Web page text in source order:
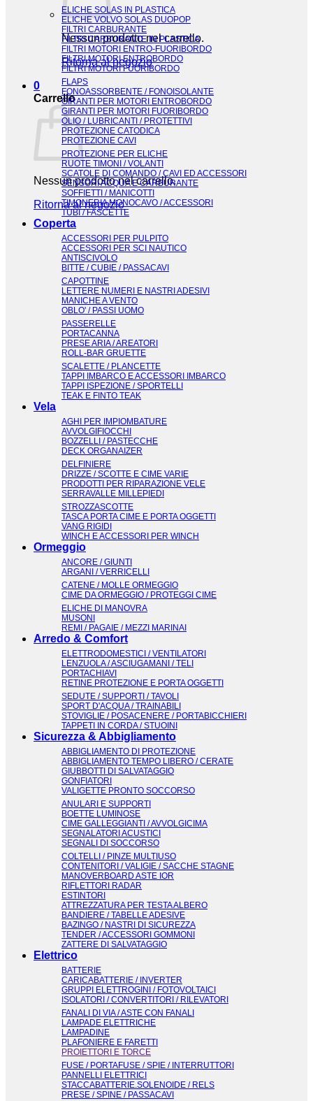
Nessun prodotto nel carrello.
Ritorna al negozio
0
Carrello
Nessun prodotto nel carrello.
Ritorna al negozio
ELICHE SOLAS IN PLASTICA
ELICHE VOLVO SOLAS DUOPOP
FILTRI CARBURANTE
FILTRI CARBURANTE IN PLASTICA
FILTRI MOTORI ENTRO-FUORIBORDO
FILTRI MOTORI ENTROBORDO
FILTRI MOTORI FUORIBORDO
FLAPS
FONOASSORBENTE / FONOISOLANTE
GIRANTI PER MOTORI ENTROBORDO
GIRANTI PER MOTORI FUORIBORDO
OLIO / LUBRICANTI / PROTETTIVI
PROTEZIONE CATODICA
PROTEZIONE CAVI
PROTEZIONE PER ELICHE
RUOTE TIMONI / VOLANTI
SCATOLE DI COMANDO / CAVI ED ACCESSORI
SENSORI ACQUA E CARBURANTE
SOFFIETTI / MANICOTTI
TIMONERIA MONOCAVO / ACCESSORI
TUBI / FASCETTE
Coperta
ACCESSORI PER PULPITO
ACCESSORI PER SCI NAUTICO
ANTISCIVOLO
BITTE / CUBIE / PASSACAVI
CAPOTTINE
LETTERE NUMERI E NASTRI ADESIVI
MANICHE A VENTO
OBLO' / PASSI UOMO
PASSERELLE
PORTACANNA
PRESE ARIA / AREATORI
ROLL-BAR GRUETTE
SCALETTE / PLANCETTE
TAPPI IMBARCO E ACCESSORI IMBARCO
TAPPI ISPEZIONE / SPORTELLI
TEAK E FINTO TEAK
Vela
AGHI PER IMPIOMBATURE
AVVOLGIFIOCCHI
BOZZELLI / PASTECCHE
DECK ORGANAIZER
DELFINIERE
DRIZZE / SCOTTE E CIME VARIE
PRODOTTI PER RIPARAZIONE VELE
SERRAVALLE MILLEPIEDI
STROZZASCOTTE
TASCA PORTA CIME E PORTA OGGETTI
VANG RIGIDI
WINCH E ACCESSORI PER WINCH
Ormeggio
ANCORE / GIUNTI
ARGANI / VERRICELLI
CATENE / MOLLE ORMEGGIO
CIME DA ORMEGGIO / PROTEGGI CIME
ELICHE DI MANOVRA
MUSONI
REMI / PAGAIE / MEZZI MARINAI
Arredo & Comfort
ELETTRODOMESTICI / VENTILATORI
LENZUOLA / ASCIUGAMANI / TELI
PORTACHIAVI
RETINE PROTEZIONE E PORTA OGGETTI
SEDUTE / SUPPORTI / TAVOLI
SPORT D'ACQUA / TRAINABILI
STOVIGLIE / POSACENERE / PORTABICCHIERI
TAPPETI IN CORDA / STUOINI
Sicurezza & Abbigliamento
ABBIGLIAMENTO DI PROTEZIONE
ABBIGLIAMENTO TEMPO LIBERO / CERATE
GIUBBOTTI DI SALVATAGGIO
GONFIATORI
VALIGETTE PRONTO SOCCORSO
ANULARI E SUPPORTI
BOETTE LUMINOSE
CIME GALLEGGIANTI / AVVOLGICIMA
SEGNALATORI ACUSTICI
SEGNALI DI SOCCORSO
COLTELLI / PINZE MULTIUSO
CONTENITORI / VALIGIE / SACCHE STAGNE
MANOVERBOARD ASTE IOR
RIFLETTORI RADAR
ESTINTORI
ATTREZZATURA PER TESTA ALBERO
BANDIERE / TABELLE ADESIVE
BAZINGO / NASTRI DI SICUREZZA
TENDER / ACCESSORI GOMMONI
ZATTERE DI SALVATAGGIO
Elettrico
BATTERIE
CARICABATTERIE / INVERTER
GRUPPI ELETTROGINI / FOTOVOLTAICI
ISOLATORI / CONVERTITORI / RILEVATORI
FANALI DI VIA / ASTE CON FANALI
LAMPADE ELETTRICHE
LAMPADINE
PLAFONIERE E FARETTI
PROIETTORI E TORCE
FUSE / PORTAFUSE / SPIE / INTERRUTTORI
PANNELLI ELETTRICI
STACCABATTERIE.SOLENOIDE / RELS
PRESE / SPINE / PASSACAVI